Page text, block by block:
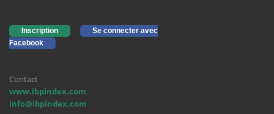
Inscription
Se connecter avec
Facebook
Contact
www.ibpindex.com
info@ibpindex.com